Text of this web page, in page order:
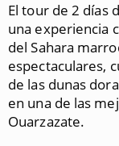
El tour de 2 días
una experiencia
del Sahara
espectaculares,
de las dunas
en una de las
Ouarzazate.